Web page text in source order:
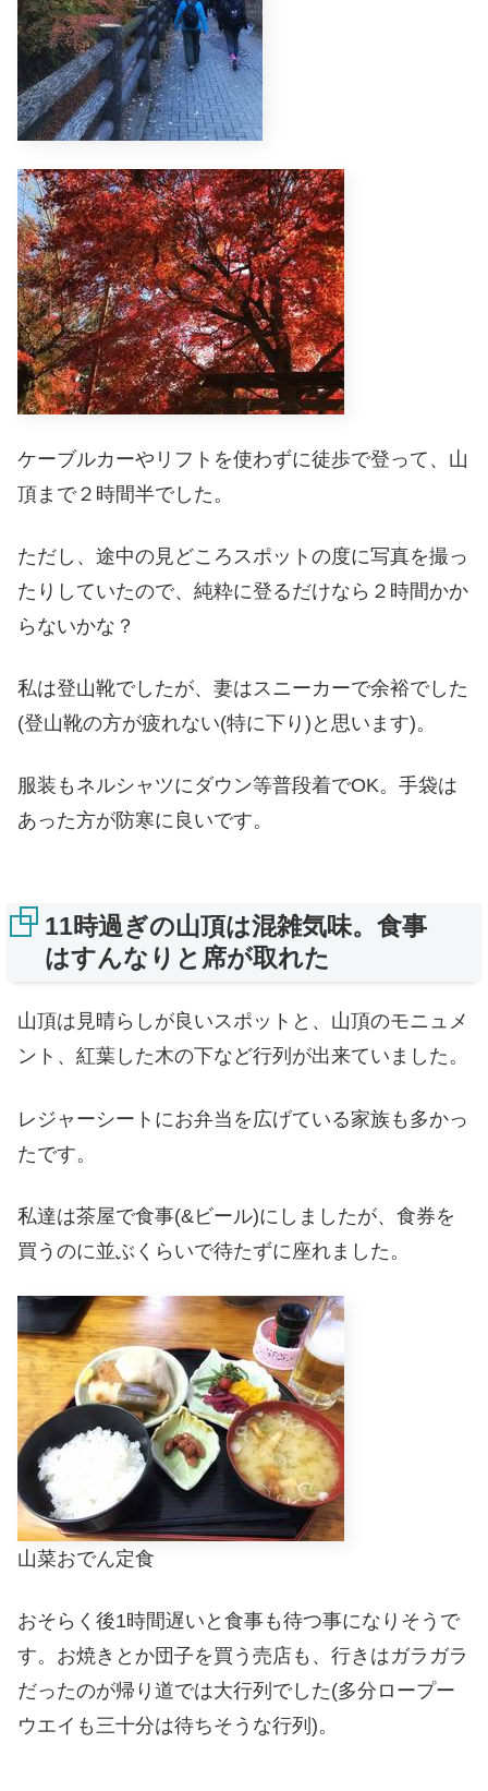
ケーブルカーやリフトを使わずに徒歩で登って、山
頂まで２時間半でした。
ただし、途中の見どころスポットの度に写真を撮っ
たりしていたので、純粋に登るだけなら２時間かか
らないかな？
私は登山靴でしたが、妻はスニーカーで余裕でした
(登山靴の方が疲れない(特に下り)と思います)。
服装もネルシャツにダウン等普段着でOK。手袋は
あった方が防寒に良いです。
11時過ぎの山頂は混雑気味。食事
はすんなりと席が取れた
山頂は見晴らしが良いスポットと、山頂のモニュメ
ント、紅葉した木の下など行列が出来ていました。
レジャーシートにお弁当を広げている家族も多かっ
たです。
私達は茶屋で食事(&ビール)にしましたが、食券を
買うのに並ぶくらいで待たずに座れました。
山菜おでん定食
おそらく後1時間遅いと食事も待つ事になりそうで
す。お焼きとか団子を買う売店も、行きはガラガラ
だったのが帰り道では大行列でした(多分ロープー
ウエイも三十分は待ちそうな行列)。